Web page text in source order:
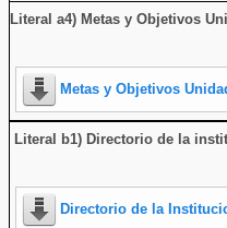
Literal a4) Metas y Objetivos
Metas y Objetivos
Literal b1) Directorio de la
Directorio de la